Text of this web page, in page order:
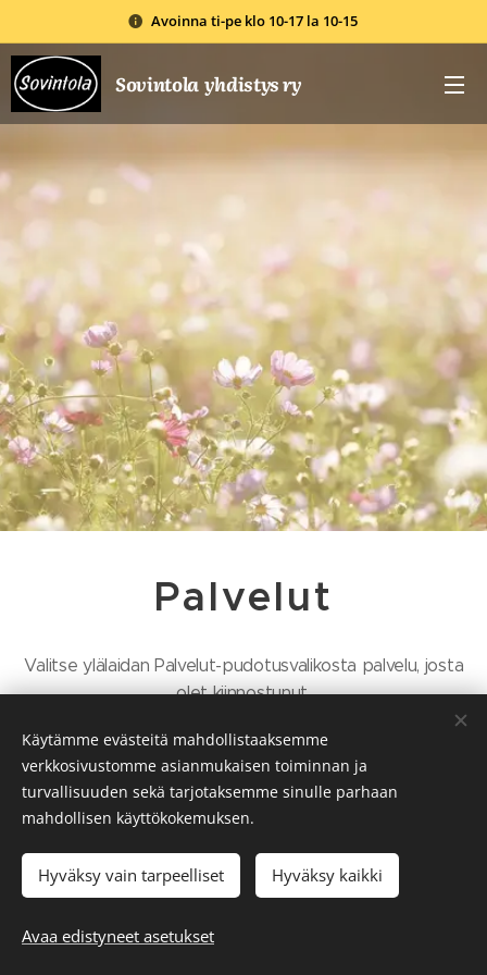
Avoinna ti-pe klo 10-17 la 10-15
Sovintola yhdistys ry
Palvelut
Valitse ylälaidan Palvelut-pudotusvalikosta palvelu, josta
olet kiinnostunut.
LuotuWebnodella
Käytämme evästeitä mahdollistaaksemme
verkkosivustomme asianmukaisen toiminnan ja
turvallisuuden sekä tarjotaksemme sinulle parhaan
mahdollisen käyttökokemuksen.
Hyväksy vain tarpeelliset Hyväksy kaikki
Avaa edistyneet asetukset